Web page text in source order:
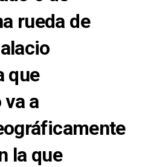
rueda de
que
a
la que